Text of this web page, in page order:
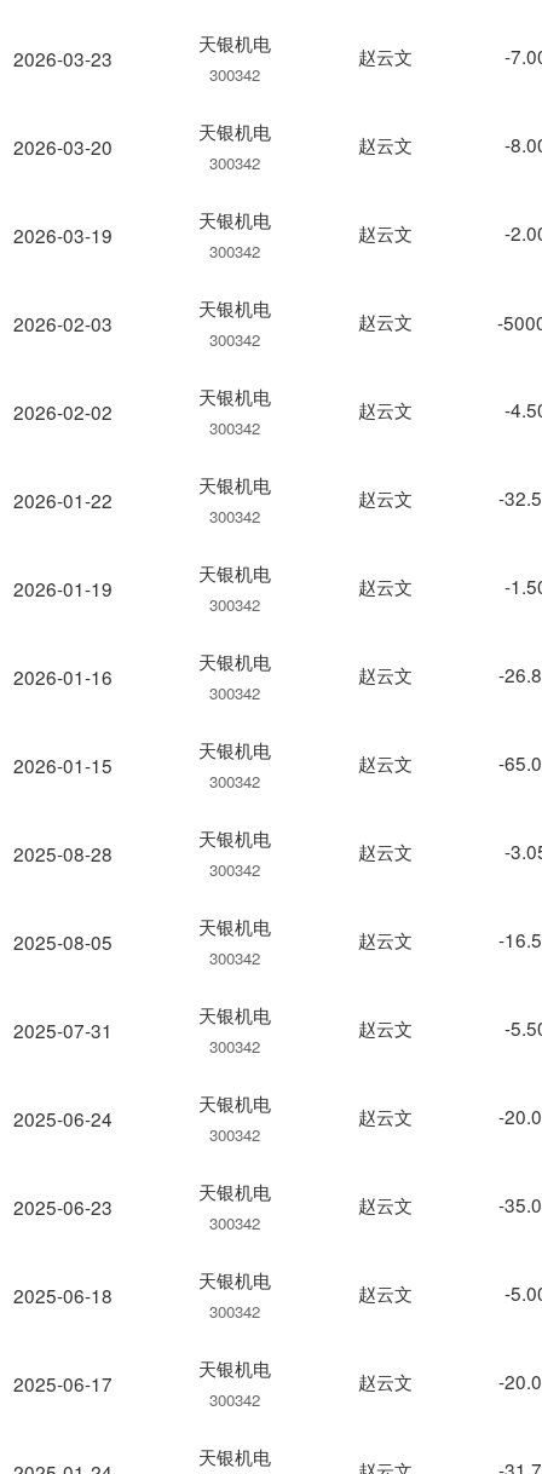
2026-03-23
2026-03-20
2026-03-19
2026-02-03
2026-02-02
2026-01-22
2026-01-19
2026-01-16
2026-01-15
2025-08-28
2025-08-05
2025-07-31
2025-06-24
2025-06-23
2025-06-18
2025-06-17
天银机电
300342
赵云文 -
天银机电
300342
赵云文 -
天银机电
300342
赵云文 -
天银机电
300342
赵云文 -
天银机电
300342
赵云文 -
天银机电
300342
赵云文 -
天银机电
300342
赵云文 -
天银机电
300342
赵云文 -
天银机电
300342
赵云文 -
天银机电
300342
赵云文 -
天银机电
300342
赵云文 -
天银机电
300342
赵云文 -
天银机电
300342
赵云文 -
天银机电
300342
赵云文 -
天银机电
300342
赵云文 -
天银机电
300342
赵云文 -
天银机电